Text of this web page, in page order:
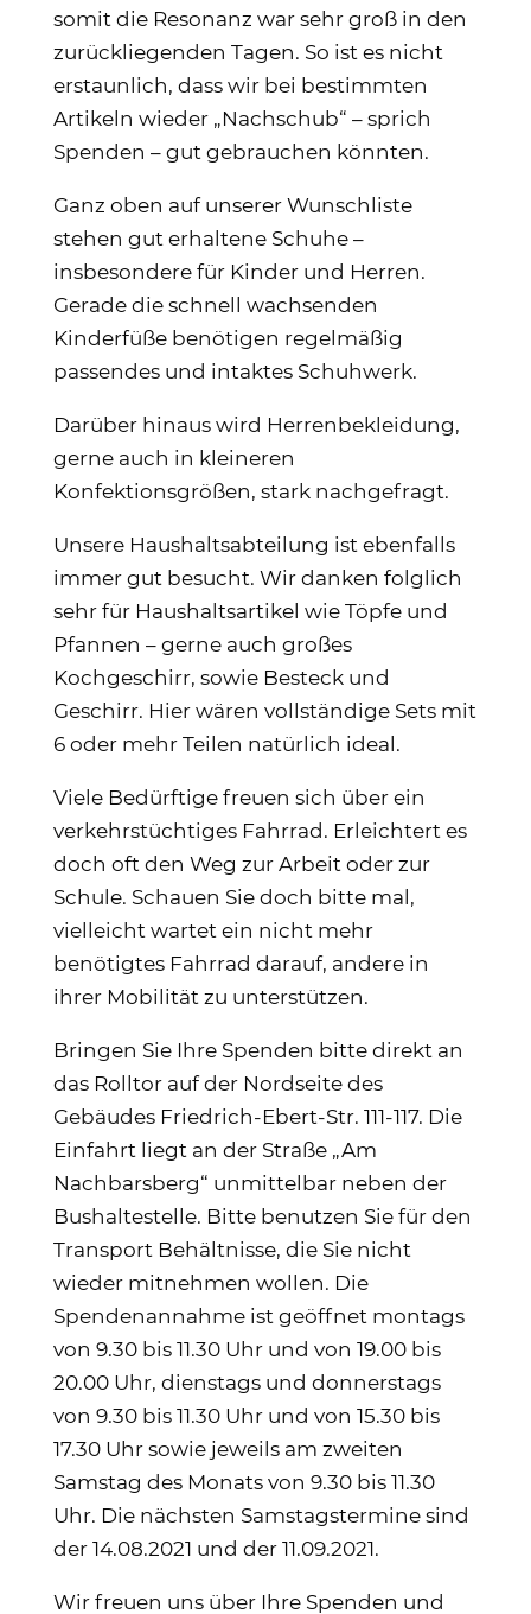
somit die Resonanz war sehr groß in den
zurückliegenden Tagen. So ist es nicht
erstaunlich, dass wir bei bestimmten
Artikeln wieder „Nachschub“ – sprich
Spenden – gut gebrauchen könnten.
Ganz oben auf unserer Wunschliste
stehen gut erhaltene Schuhe –
insbesondere für Kinder und Herren.
Gerade die schnell wachsenden
Kinderfüße benötigen regelmäßig
passendes und intaktes Schuhwerk.
Darüber hinaus wird Herrenbekleidung,
gerne auch in kleineren
Konfektionsgrößen, stark nachgefragt.
Unsere Haushaltsabteilung ist ebenfalls
immer gut besucht. Wir danken folglich
sehr für Haushaltsartikel wie Töpfe und
Pfannen – gerne auch großes
Kochgeschirr, sowie Besteck und
Geschirr. Hier wären vollständige Sets mit
6 oder mehr Teilen natürlich ideal.
Viele Bedürftige freuen sich über ein
verkehrstüchtiges Fahrrad. Erleichtert es
doch oft den Weg zur Arbeit oder zur
Schule. Schauen Sie doch bitte mal,
vielleicht wartet ein nicht mehr
benötigtes Fahrrad darauf, andere in
ihrer Mobilität zu unterstützen.
Bringen Sie Ihre Spenden bitte direkt an
das Rolltor auf der Nordseite des
Gebäudes Friedrich-Ebert-Str. 111-117. Die
Einfahrt liegt an der Straße „Am
Nachbarsberg“ unmittelbar neben der
Bushaltestelle. Bitte benutzen Sie für den
Transport Behältnisse, die Sie nicht
wieder mitnehmen wollen. Die
Spendenannahme ist geöffnet montags
von 9.30 bis 11.30 Uhr und von 19.00 bis
20.00 Uhr, dienstags und donnerstags
von 9.30 bis 11.30 Uhr und von 15.30 bis
17.30 Uhr sowie jeweils am zweiten
Samstag des Monats von 9.30 bis 11.30
Uhr. Die nächsten Samstagstermine sind
der 14.08.2021 und der 11.09.2021.
Wir freuen uns über Ihre Spenden und